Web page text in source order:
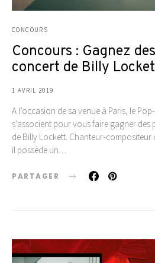
CONCOURS
Concours : Gagnez
concert de Billy
1 AVRIL 2019
A l’occasion de sa venue à Paris, le
s’associent pour vous faire gagner
de Billy Lockett. Chanteur-
il possède un…
PARTAGER